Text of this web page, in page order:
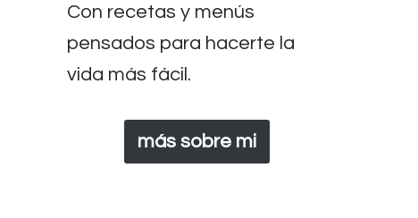
Con recetas y menús
pensados para hacerte la
vida más fácil.
más sobre mi